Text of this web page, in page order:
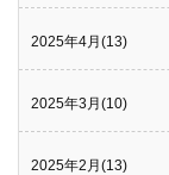
2025年4月(13)
2025年3月(10)
2025年2月(13)